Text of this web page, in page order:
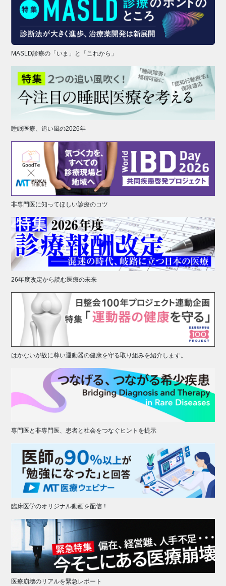
MASLD診療の「いま」と「これから」
睡眠医療、追い風の2026年
非専門医に知ってほしい診療のコツ
26年度改定から読む医療の未来
はかないが故に尊い運動器の健康を守る取り組みを紹介します。
専門医と非専門医、患者と社会をつなぐヒントを提示
臨床医学のオリジナル動画を配信！
医療崩壊のリアルを緊急レポート